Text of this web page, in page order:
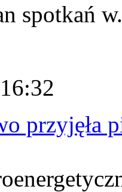
spotkań
przyjęła